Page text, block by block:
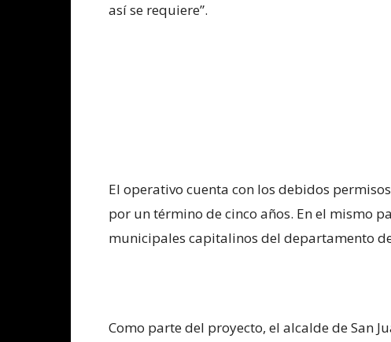
así se requiere”.
El operativo cuenta con los debidos
por un término de cinco años. En el mismo
municipales capitalinos del departamento
Como parte del proyecto, el alcalde de San